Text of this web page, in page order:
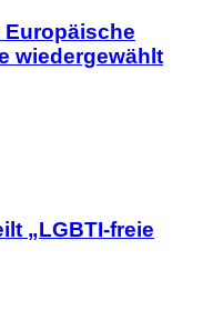
Europäische
wiedergewählt
„LGBTI-freie